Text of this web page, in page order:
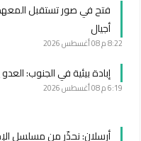
فتح في صور تستقبل المعهد
أجيال
8:22 م 08 أغسطس 2026
إبادة بيئية في الجنوب:
6:19 م 08 أغسطس 2026
أرسلان: نحذّر من مسلسل